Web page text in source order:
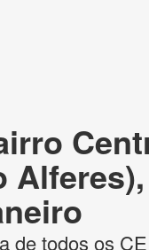
de todos os